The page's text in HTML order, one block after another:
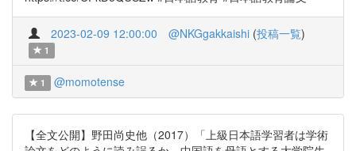
2023-02-09 12:00:00 @NKGgakkaishi (投稿一覧)
1
1 @momotense
【全文公開】野田尚史他（2017）「上級日本語学習者は学術